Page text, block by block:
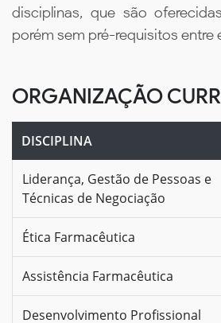
disciplinas, que são
porém sem pré-requisitos entre
ORGANIZAÇÃO
DISCIPLINA
Liderança, Gestão de Pessoas e
Técnicas de Negociação
Ética Farmacêutica
Assistência Farmacêutica
Desenvolvimento Profissional